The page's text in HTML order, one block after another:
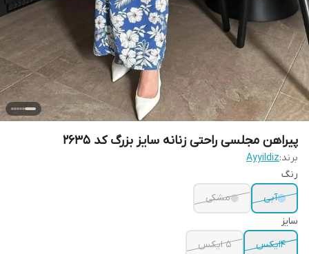
پیراهن مجلسی راحتی زنانه سایز بزرگ کد 2635
برند:Ayyildiz
رنگ
آبی
مشکی
سایز
4ایکس
5 ایکس